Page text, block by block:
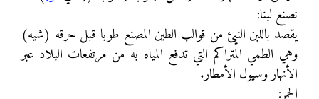
نصنع لبنا:
يقصد باللبن النيئ من قوالب الطين المصنع طوبا قبل حرقه (شيه)
وهي الطمي المتراكم التي تدفع المياه به من مرتفعات البلاد عبر
الأنهار وسيول الأمطار.